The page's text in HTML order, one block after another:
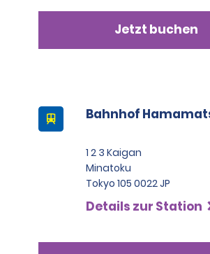
Jetzt buchen
Bahnhof
1 2 3 Kaigan
Minatoku
Tokyo 105 0022 JP
Details zur Station